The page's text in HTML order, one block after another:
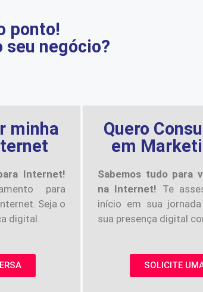
ponto!
seu negócio?
minha
Internet!
para
Seja o
digital.
Quero
em
Sabemos tudo para
na Internet! Te
início em sua
sua presença digital
SOLICITE